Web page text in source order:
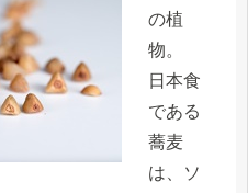
の植
物。
日本食
である
蕎麦
は、ソ